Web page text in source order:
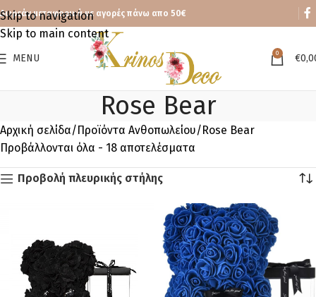
Skip to navigation
Skip to main content
Δωρεάν μεταφορικά με αγορές πάνω απο 50€
MENU 0 €
Rose Bear
Αρχική σελίδα Προϊόντα Ανθοπωλείου Rose Bear
Προβάλλονται όλα - 18 αποτελέσματα
Προβολή πλευρικής στήλης